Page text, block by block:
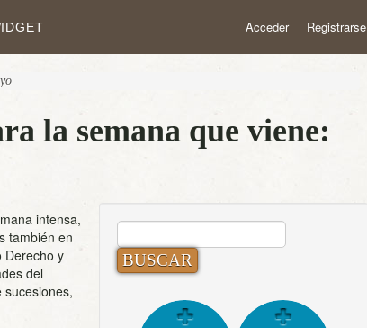
Acceder Registrarse
la semana que viene:
intensa,
también en
Derecho y
del
BUSCAR: